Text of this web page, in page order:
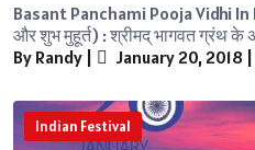
Basant Panchami Pooja Vidhi In
और शुभ मुहूर्त) : श्रीमद् भागवत ग्रंथ के
By Randy | January 20, 2018 |
Indian Festival